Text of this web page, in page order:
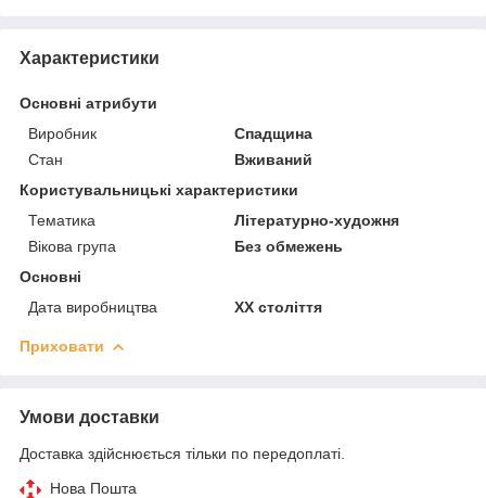
Характеристики
Основні атрибути
Виробник
Спадщина
Стан
Вживаний
Користувальницькі характеристики
Тематика
Літературно-художня
Вікова група
Без обмежень
Основні
Дата виробництва
XX століття
Приховати
Умови доставки
Доставка здійснюється тільки по передоплаті.
Нова Пошта